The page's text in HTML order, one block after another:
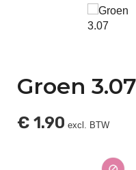
Groen 3.07
€ 1.90 excl. BTW